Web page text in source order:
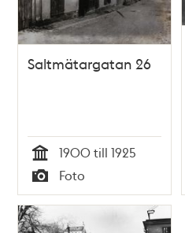
Saltmätargatan 26
Tid
1900 till 1925
Typ
Foto